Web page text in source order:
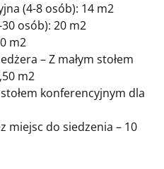
(4-8 osób): 14 m2
osób): 20 m2
m2
– Z małym stołem
m2
konferencyjnym dla
miejsc do siedzenia – 10